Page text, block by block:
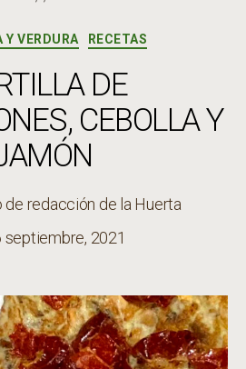
Categorías
Y VERDURA RECETAS
DE
CEBOLLA Y
de redacción de la Huerta
septiembre, 2021